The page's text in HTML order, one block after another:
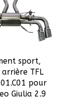
sport,
TFL
pour
Giulia 2.9